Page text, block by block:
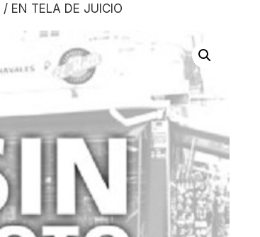
/ EN TELA DE JUICIO